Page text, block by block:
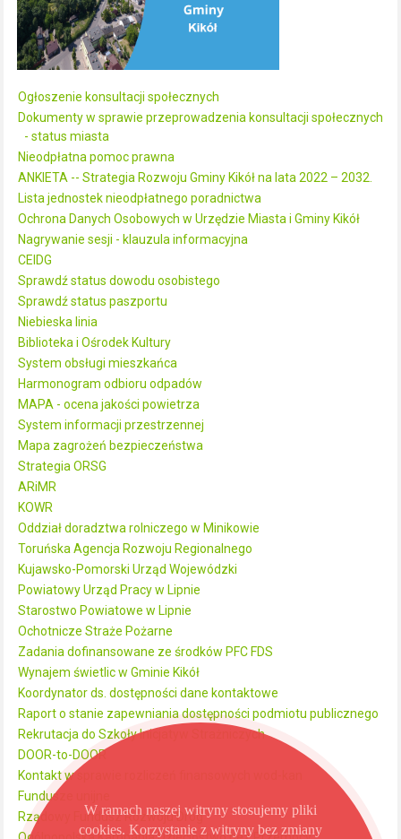
Ogłoszenie konsultacji społecznych
Dokumenty w sprawie przeprowadzenia konsultacji społecznych
- status miasta
Nieodpłatna pomoc prawna
ANKIETA -- Strategia Rozwoju Gminy Kikół na lata 2022 – 2032.
Lista jednostek nieodpłatnego poradnictwa
Ochrona Danych Osobowych w Urzędzie Miasta i Gminy Kikół
Nagrywanie sesji - klauzula informacyjna
CEIDG
Sprawdź status dowodu osobistego
Sprawdź status paszportu
Niebieska linia
Biblioteka i Ośrodek Kultury
System obsługi mieszkańca
Harmonogram odbioru odpadów
MAPA - ocena jakości powietrza
System informacji przestrzennej
Mapa zagrożeń bezpieczeństwa
Strategia ORSG
ARiMR
KOWR
Oddział doradztwa rolniczego w Minikowie
Toruńska Agencja Rozwoju Regionalnego
Kujawsko-Pomorski Urząd Wojewódzki
Powiatowy Urząd Pracy w Lipnie
Starostwo Powiatowe w Lipnie
Ochotnicze Straże Pożarne
Zadania dofinansowane ze środków PFC FDS
Wynajem świetlic w Gminie Kikół
Koordynator ds. dostępności dane kontaktowe
Raport o stanie zapewniania dostępności podmiotu publicznego
Rekrutacja do Szkoły Inicjatyw Strażniczych
DOOR-to-DOOR
Kontakt w sprawie rozliczeń finansowych wod-kan
Fundusze unijne
Rządowy Fundusz Rozwoju Dróg
W ramach naszej witryny stosujemy pliki
cookies. Korzystanie z witryny bez zmiany